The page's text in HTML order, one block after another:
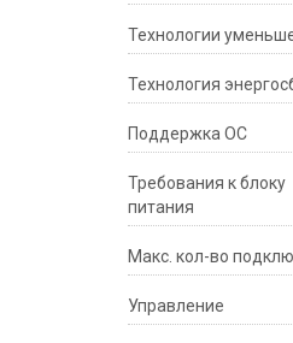
Технологии
Технология
Поддержка ОС
Требования к блоку
питания
Макс. кол-во
Управление